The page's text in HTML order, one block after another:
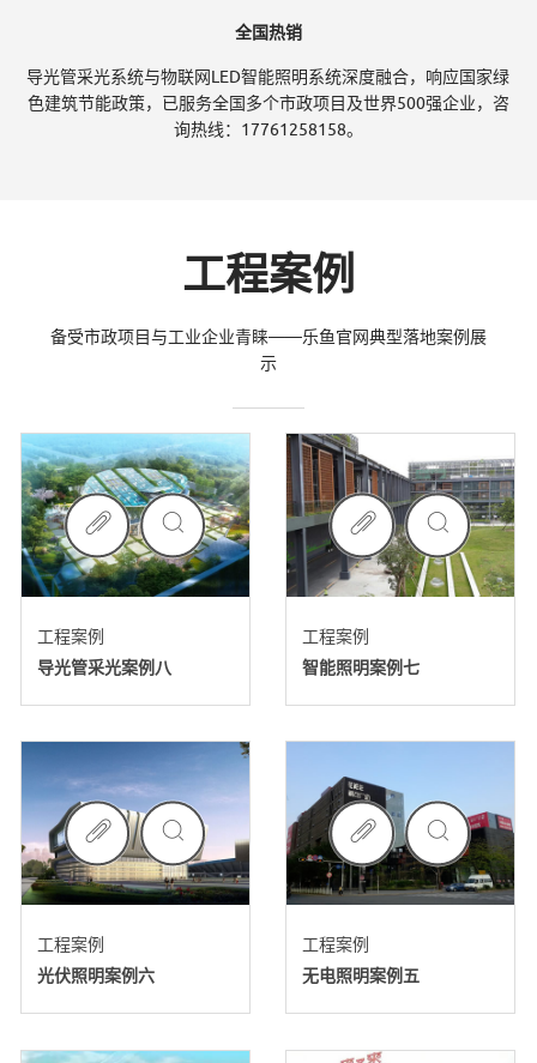
全国热销
导光管采光系统与物联网LED智能照明系统深度融合，响应国家绿
色建筑节能政策，已服务全国多个市政项目及世界500强企业，咨
询热线：17761258158。
工程案例
备受市政项目与工业企业青睐——乐鱼官网典型落地案例展
示
工程案例
导光管采光案例八
工程案例
智能照明案例七
工程案例
光伏照明案例六
工程案例
无电照明案例五